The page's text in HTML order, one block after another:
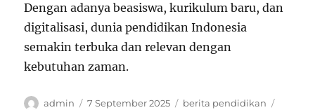
Dengan adanya beasiswa, kurikulum baru, dan
digitalisasi, dunia pendidikan Indonesia
semakin terbuka dan relevan dengan
kebutuhan zaman.
Author
admin
Posted
7 September 2025 Categories
berita pendidikan